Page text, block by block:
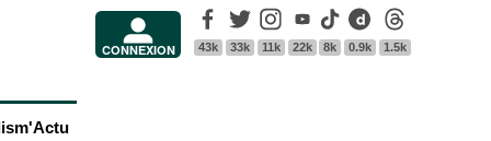
CONNEXION
Facebook
43k
Twitter
33k
Instagram
11k
Youtube
22k
Tik Tok
8k
Dailymotion
0.9k 1.5k